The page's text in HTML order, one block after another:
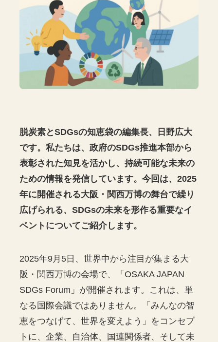
脱炭素とSDGsの知恵袋の編集長、日野広大
です。私たちは、政府のSDGs推進本部から
表彰された知見を活かし、持続可能な未来の
ための情報を発信しています。今回は、2025
年に開催される大阪・関西万博の舞台で繰り
広げられる、SDGsの未来を形作る重要なイ
ベントについてご紹介します。
2025年9月5日、世界中から注目が集まる大
阪・関西万博の会場で、「OSAKA JAPAN
SDGs Forum」が開催されます。これは、単
なる国際会議ではありません。「みんなの智
恵をつなげて、世界を変えよう」をコンセプ
トに、企業、自治体、国連関係者、そして未